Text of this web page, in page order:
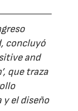
concluyó
and
que traza
el diseño